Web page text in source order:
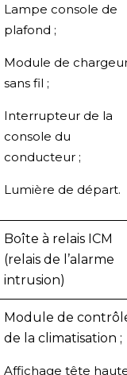
Lampe console de
plafond ;
Module de
sans fil ;
Interrupteur de la
console du
conducteur ;
Lumière de départ.
Boîte à relais ICM
(relais de l’alarme
intrusion)
Module de
de la climatisation ;
Affichage tête